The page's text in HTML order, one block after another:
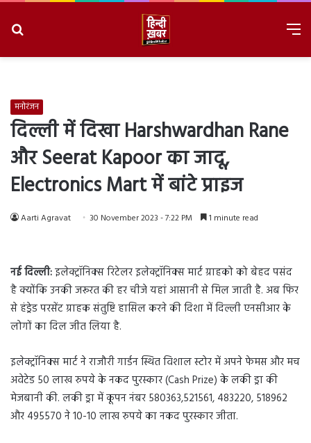
मनोरंजन
दिल्ली में दिखा Harshwardhan Rane
और Seerat Kapoor का जादू,
Electronics Mart में बांटे प्राइज
Aarti Agravat 30 November 2023 - 7:22 PM 1 minute read
नई दिल्ली:इलेक्ट्रॉनिक्स रिटेलर इलेक्ट्रॉनिक्स मार्ट ग्राहको को बेहद पसंद
है क्योंकि उनकी जरूरत की हर चीजे यहां आसानी से मिल जाती है. अब फिर
से हंड्रेड परसेंट ग्राहक संतुष्टि हासिल करने की दिशा में दिल्ली एनसीआर के
लोगों का दिल जीत लिया है.
इलेक्ट्रॉनिक्स मार्ट ने राजौरी गार्डन स्थित विशाल स्टोर में अपने फेमस और मच
अवेटेड 50 लाख रुपये के नकद पुरस्कार (Cash Prize) के लकी ड्रा की
मेजबानी की. लकी ड्रा में कूपन नंबर 580363,521561, 483220, 518962
और 495570 ने 10-10 लाख रुपये का नकद पुरस्कार जीता.